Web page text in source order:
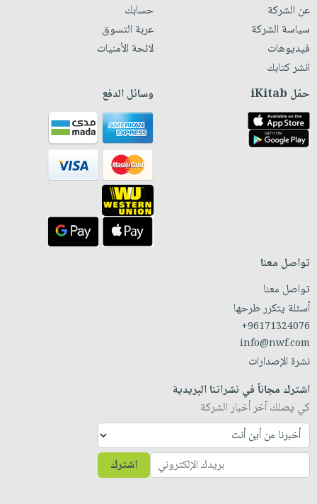
عن الشركة
سياسة الشركة
فيديوهات
انشر كتابك
حسابك
عربة التسوق
لائحة الأمنيات
حمّل iKitab وسائل الدفع
تواصل معنا
تواصل معنا
أسئلة يتكرر طرحها
+96171324076
info@nwf.com
نشرة الإصدارات
اشترك مجاناً في نشراتنا البريدية
كي يصلك آخر أخبار الشركة
اشترك